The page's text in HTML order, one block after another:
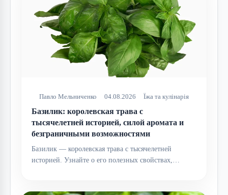
Павло Мельниченко 04.08.2026 Їжа та кулінарія
Базилик: королевская трава с
тысячелетней историей, силой аромата и
безграничными возможностями
Базилик — королевская трава с тысячелетней
историей. Узнайте о его полезных свойствах,…